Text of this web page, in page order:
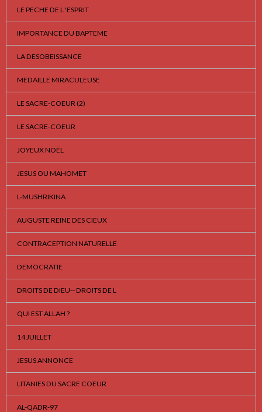
LE PECHE DE L 'ESPRIT
IMPORTANCE DU BAPTEME
LA DESOBEISSANCE
MEDAILLE MIRACULEUSE
LE SACRE-COEUR (2)
LE SACRE-COEUR
JOYEUX NOËL
JESUS OU MAHOMET
L-MUSHRIKINA
AUGUSTE REINE DES CIEUX
CONTRACEPTION NATURELLE
DEMOCRATIE
DROITS DE DIEU-- DROITS DE L
QUI EST ALLAH ?
14 JUILLET
JESUS ANNONCE
LITANIES DU SACRE COEUR
AL-QADR-97